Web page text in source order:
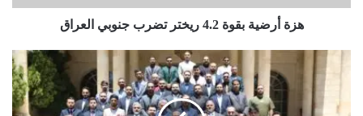
هزة أرضية بقوة 4.2 ريختر تضرب جنوبي العراق
العيسوي
من